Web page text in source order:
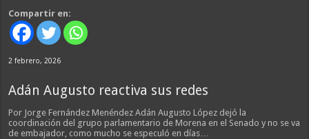
Compartir en:
2 febrero, 2026
Adán Augusto reactiva sus redes
Por Jorge Fernández Menéndez Adán Augusto López dejó la
coordinación del grupo parlamentario de Morena en el Senado y no se va
de embajador, como mucho se especuló en días…